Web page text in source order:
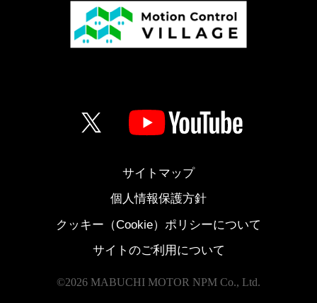
サイトマップ
個人情報保護方針
クッキー（Cookie）ポリシーについて
サイトのご利用について
©2026 MABUCHI MOTOR NPM Co., Ltd.